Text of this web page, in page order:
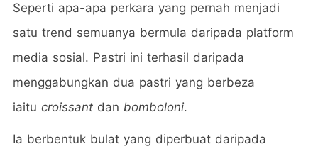
Seperti apa-apa perkara yang pernah menjadi
satu trend semuanya bermula daripada platform
media sosial. Pastri ini terhasil daripada
menggabungkan dua pastri yang berbeza
iaitu croissant dan bomboloni.
Ia berbentuk bulat yang diperbuat daripada